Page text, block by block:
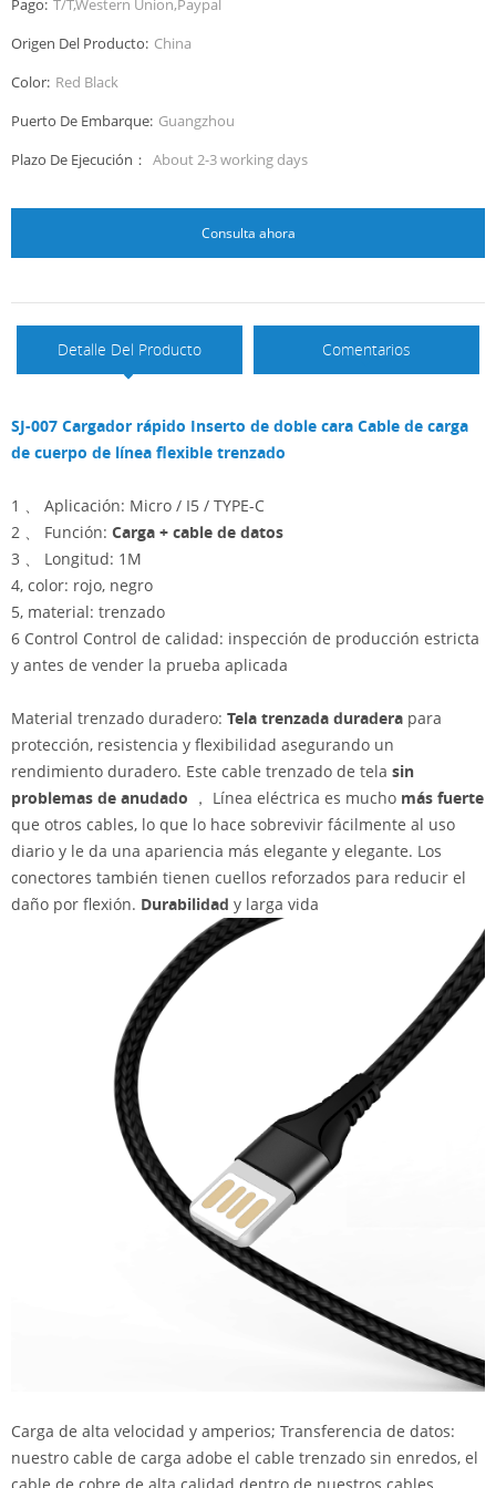
Pago: T/T,Western Union,Paypal
Origen Del Producto: China
Color: Red Black
Puerto De Embarque: Guangzhou
Plazo De Ejecución： About 2-3 working days
Consulta ahora
Detalle Del Producto Comentarios
SJ-007 Cargador rápido Inserto de doble cara Cable de carga
de cuerpo de línea flexible trenzado
1 、 Aplicación: Micro / I5 / TYPE-C
2 、 Función: Carga + cable de datos
3 、 Longitud: 1M
4, color: rojo, negro
5, material: trenzado
6 Control Control de calidad: inspección de producción estricta
y antes de vender la prueba aplicada
Material trenzado duradero: Tela trenzada duradera para
protección, resistencia y flexibilidad asegurando un
rendimiento duradero. Este cable trenzado de tela sin
problemas de anudado ， Línea eléctrica es mucho más fuerte
que otros cables, lo que lo hace sobrevivir fácilmente al uso
diario y le da una apariencia más elegante y elegante. Los
conectores también tienen cuellos reforzados para reducir el
daño por flexión. Durabilidad y larga vida
Carga de alta velocidad y amperios; Transferencia de datos:
nuestro cable de carga adobe el cable trenzado sin enredos, el
cable de cobre de alta calidad dentro de nuestros cables